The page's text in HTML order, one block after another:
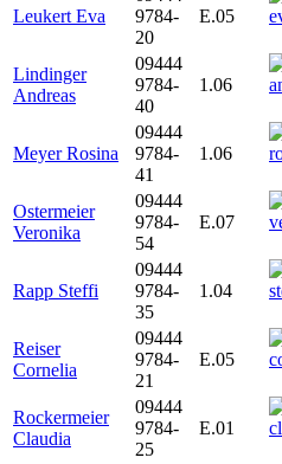
Leukert Eva
9784-
20
E.05
Lindinger
Andreas
09444
9784-
40
1.06
Meyer Rosina
09444
9784-
41
1.06
Ostermeier
Veronika
09444
9784-
54
E.07
Rapp Steffi
09444
9784-
35
1.04
Reiser
Cornelia
09444
9784-
21
E.05
Rockermeier
Claudia
09444
9784-
25
E.01